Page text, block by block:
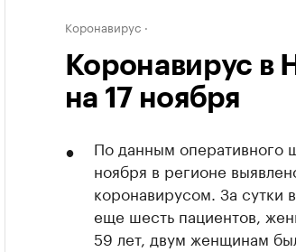
Коронавирус
Коронавирус в
на 17 ноября
По данным оперативного
ноября в регионе
коронавирусом. За сутки
еще шесть пациентов,
59 лет, двум женщинам